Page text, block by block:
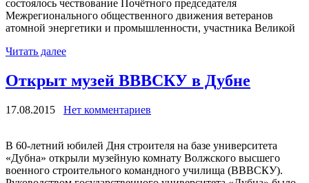
состоялось чествование Почётного председателя
Межрегионального общественного движения ветеранов
атомной энергетики и промышленности, участника Великой
Читать далее
Открыт музей ВВВСКУ в Дубне
17.08.2015 Нет комментариев
В 60-летний юбилей Дня строителя на базе университета
«Дубна» открыли музейную комнату Волжского высшего
военного строительного командного училища (ВВВСКУ).